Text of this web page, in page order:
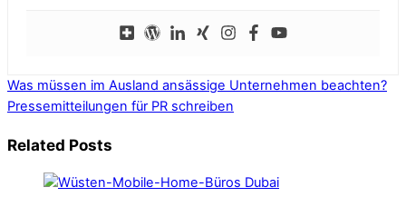
Was müssen im Ausland ansässige Unternehmen beachten?
Pressemitteilungen für PR schreiben
Related Posts